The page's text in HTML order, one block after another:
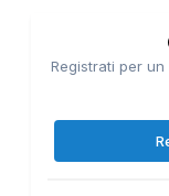
Registrati per